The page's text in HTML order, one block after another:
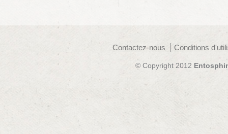
Contactez-nous Conditions
© Copyright 2012